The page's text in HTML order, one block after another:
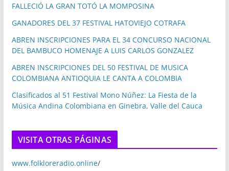
FALLECIÓ LA GRAN TOTÓ LA MOMPOSINA
GANADORES DEL 37 FESTIVAL HATOVIEJO COTRAFA
ABREN INSCRIPCIONES PARA EL 34 CONCURSO NACIONAL
DEL BAMBUCO HOMENAJE A LUIS CARLOS GONZALEZ
ABREN INSCRIPCIONES DEL 50 FESTIVAL DE MUSICA
COLOMBIANA ANTIOQUIA LE CANTA A COLOMBIA
Clasificados al 51 Festival Mono Núñez: La Fiesta de la
Música Andina Colombiana en Ginebra, Valle del Cauca
VISITA OTRAS PÁGINAS
www.folkloreradio.online/